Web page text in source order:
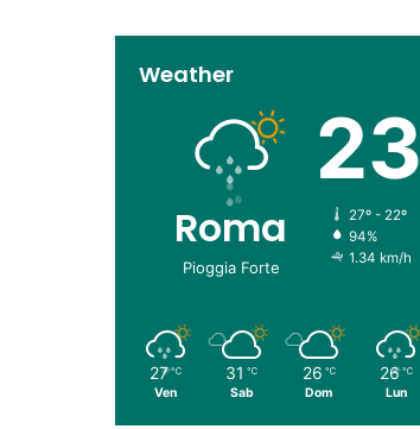
Weather
Roma
Pioggia Forte
23
27º - 22º
94%
1.34 km/h
27 ℃
Ven
31 ℃
Sab
26 ℃
Dom
26 ℃
Lun